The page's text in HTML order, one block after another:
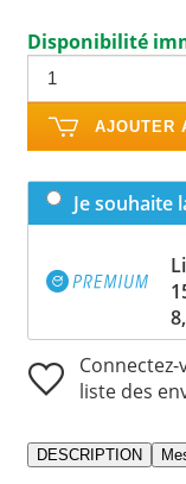
Disponibilité
AJOUTER
Je souhaite
liste des
DESCRIPTION